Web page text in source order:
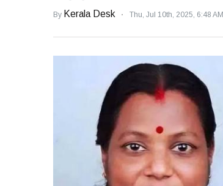
By Kerala Desk Thu, Jul 10th, 2025, 6:48 AM